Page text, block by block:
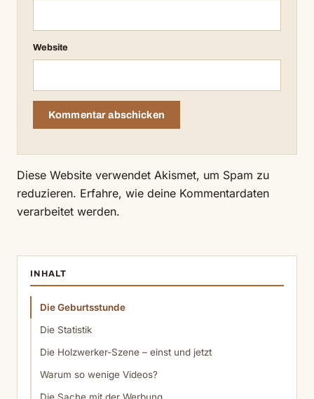
Website
Diese Website verwendet Akismet, um Spam zu
reduzieren. Erfahre, wie deine Kommentardaten
verarbeitet werden.
INHALT
Die Geburtsstunde
Die Statistik
Die Holzwerker-Szene – einst und jetzt
Warum so wenige Videos?